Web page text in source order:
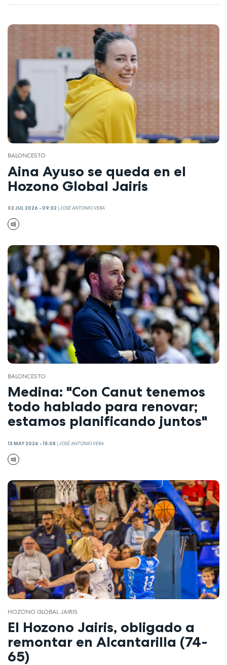
BALONCESTO
Aina Ayuso se queda en el
Hozono Global Jairis
02 JUL 2026 - 09:32 |JOSÉ ANTONIO VERA
BALONCESTO
Medina: "Con Canut tenemos
todo hablado para renovar;
estamos planificando juntos"
13 MAY 2026 - 15:08 |JOSÉ ANTONIO VERA
HOZONO GLOBAL JAIRIS
El Hozono Jairis, obligado a
remontar en Alcantarilla (74-
65)